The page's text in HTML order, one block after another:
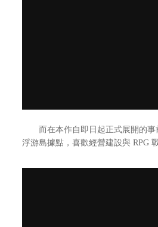
而在本作自即日起正式展開的事前
浮游島據點，喜歡經營建設與 RPG